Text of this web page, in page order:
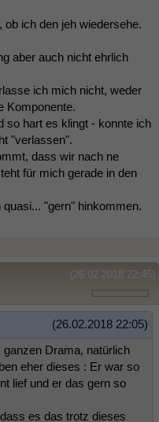
ich den jeh wiedersehe.
aber auch nicht ehrlich
ich mich nicht, weder
Komponente.
so hart es klingt - konnte ich
"verlassen".
dass wir nach ne
für mich gerade in den
"gern" hinkommen.
(26.02.2018 22:45)
(26.02.2018 22:05)
Drama, natürlich
eher dieses : Er war so
lief und er das gern so
es das trotz dieses